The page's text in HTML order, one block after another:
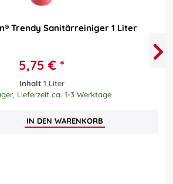
Trendy Sanitärreiniger 1 Liter
5,75 € *
Inhalt 1 Liter
Lieferzeit ca. 1-3 Werktage
IN DEN WARENKORB